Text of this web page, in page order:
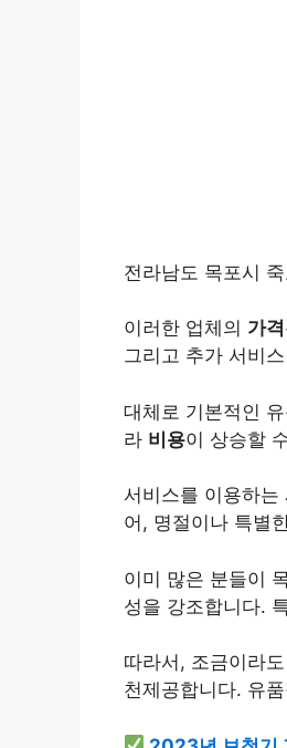
전라남도 목포시
이러한 업체의 가격
그리고 추가 서비
대체로 기본적인
라 비용이 상승할
서비스를 이용하는
어, 명절이나 특별
이미 많은 분들이
성을 강조합니다.
따라서, 조금이라
천제공합니다. 유